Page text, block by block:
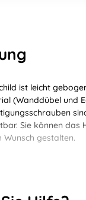
ist leicht
(Wanddübel und
Sie können das
Wunsch gestalten.